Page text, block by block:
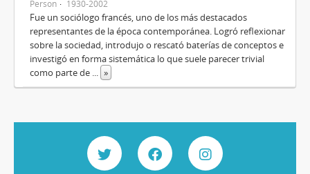
Person
1930-2002
Fue un sociólogo francés, uno de los más destacados
representantes de la época contemporánea. Logró reflexionar
sobre la sociedad, introdujo o rescató baterías de conceptos e
investigó en forma sistemática lo que suele parecer trivial
como parte de ... »